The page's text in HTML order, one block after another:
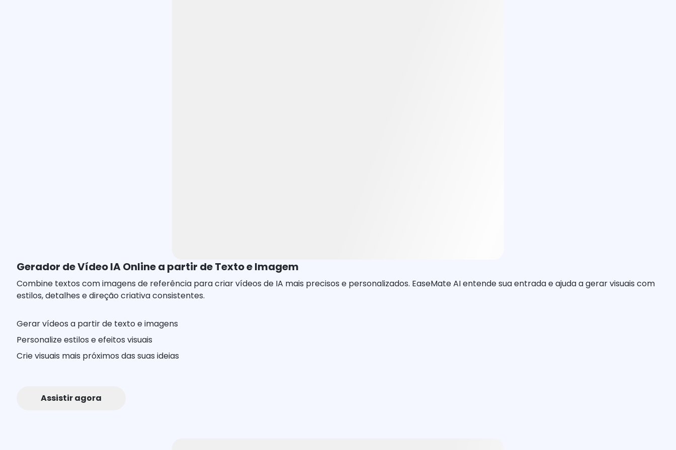
Gerador de Vídeo IA Online a partir de Texto e Imagem
Combine textos com imagens de referência para criar vídeos de IA mais precisos e personalizados. EaseMate AI entende sua entrada e ajuda a gerar visuais com
estilos, detalhes e direção criativa consistentes.
Gerar vídeos a partir de texto e imagens
Personalize estilos e efeitos visuais
Crie visuais mais próximos das suas ideias
Assistir agora